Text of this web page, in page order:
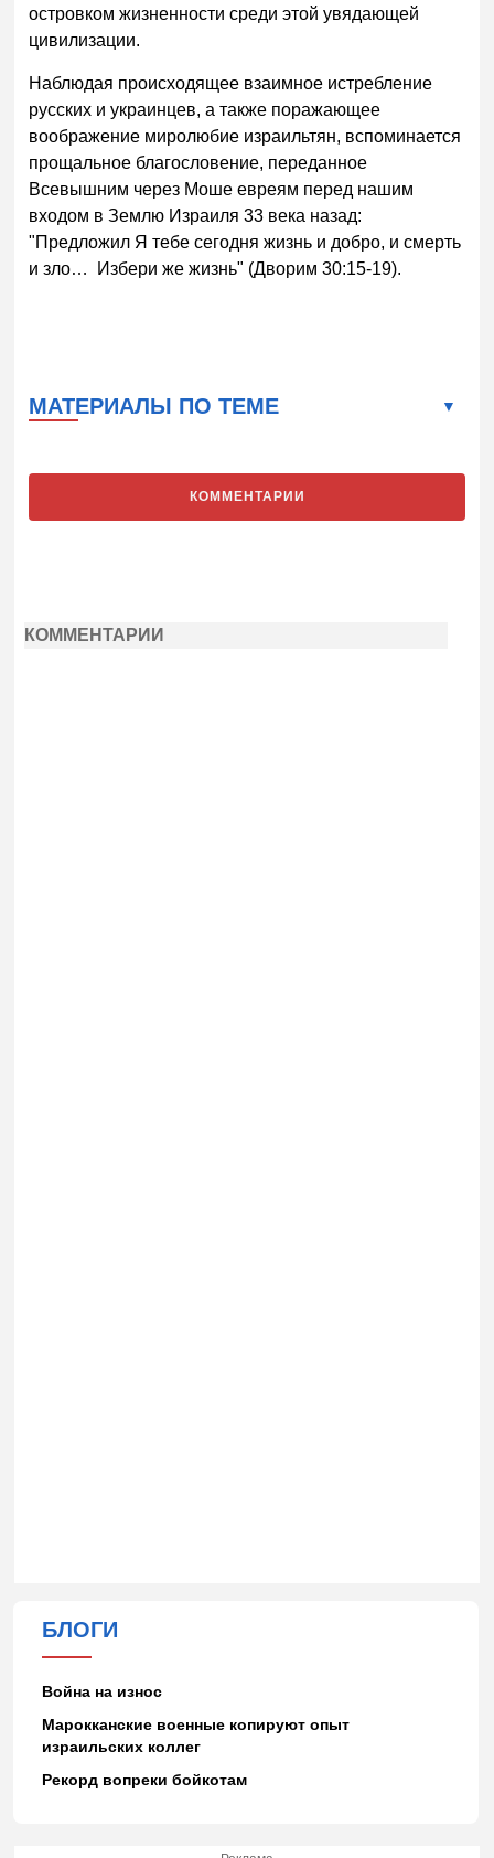
островком жизненности среди этой увядающей
цивилизации.
Наблюдая происходящее взаимное истребление
русских и украинцев, а также поражающее
воображение миролюбие израильтян, вспоминается
прощальное благословение, переданное
Всевышним через Моше евреям перед нашим
входом в Землю Израиля 33 века назад:
"Предложил Я тебе сегодня жизнь и добро, и смерть
и зло… Избери же жизнь" (Дворим 30:15-19).
МАТЕРИАЛЫ ПО ТЕМЕ
КОММЕНТАРИИ
КОММЕНТАРИИ
БЛОГИ
Война на износ
Марокканские военные копируют опыт
израильских коллег
Рекорд вопреки бойкотам